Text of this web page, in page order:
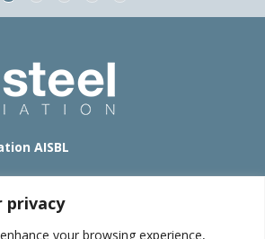
privacy
your browsing experience,
AISBL
steel@worldsteel.org